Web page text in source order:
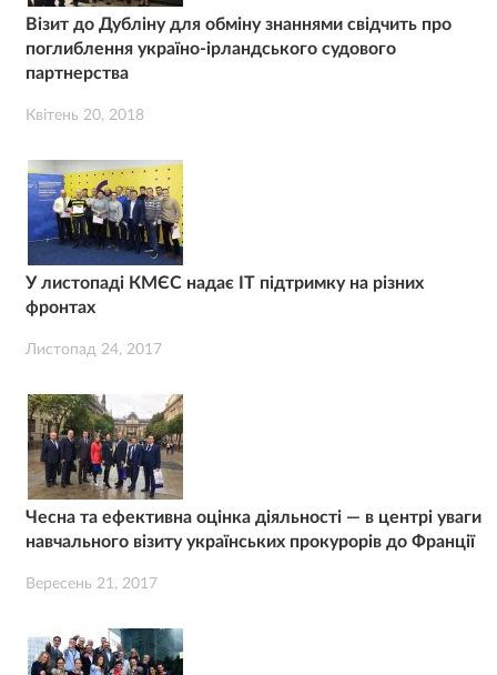
Візит до Дубліну для обміну знаннями свідчить про
поглиблення україно-ірландського судового
партнерства
Квітень 20, 2018
У листопаді КМЄС надає ІТ підтримку на різних
фронтах
Листопад 24, 2017
Чесна та ефективна оцінка діяльності — в центрі уваги
навчального візиту українських прокурорів до Франції
Вересень 21, 2017